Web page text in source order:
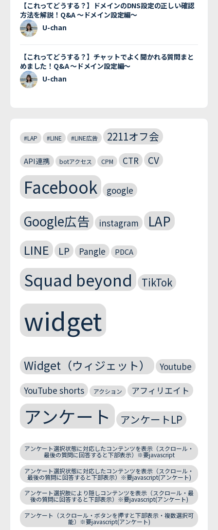
【これってどうする？】ドメインのDNS設定の正しい確認
方法を解説！Q&A 〜ドメイン設定編〜
U-chan
【これってどうする？】チャットでよく聞かれる質問まと
めました！Q&A 〜ドメイン設定編〜
U-chan
#LAP #LINE #LINE広告 2211オフ会
API連携 botアクセス CPM CTR CV
Facebook google
Google広告 instagram LAP
LINE LP Pangle PDCA
Squad beyond TikTok
widget
Widget（ウィジェット）
Youtube
YouTube shorts
アクション アフィリエイト
アンケート アンケートLP
アンケート選択状態に対応したコンテンツを表示（スクロール・
最後の質問に回答すると下部表示）※要javascript
アンケート選択状態に対応したコンテンツを表示（スクロール・
最後の質問に回答すると下部表示）※要javascript(アンケート)
アンケート選択肢により隠しコンテンツを表示（スクロール・最
後の質問に回答すると下部表示）※要javascript(アンケート)
アンケート（スクロール・ボタンを押すと下部表示・複数選択可
能）※要javascript(アンケート)